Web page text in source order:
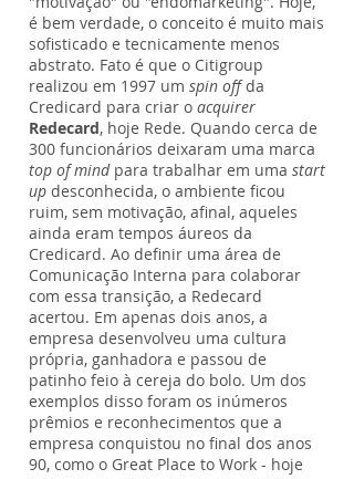
é bem verdade, o conceito é muito mais
sofisticado e tecnicamente menos
abstrato. Fato é que o Citigroup
realizou em 1997 um spin offda
Credicard para criar o acquirer
Redecard, hoje Rede. Quando cerca de
300 funcionários deixaram uma marca
top of mindpara trabalhar em uma start
up desconhecida, o ambiente ficou
ruim, sem motivação, afinal, aqueles
ainda eram tempos áureos da
Credicard. Ao definir uma área de
Comunicação Interna para colaborar
com essa transição, a Redecard
acertou. Em apenas dois anos, a
empresa desenvolveu uma cultura
própria, ganhadora e passou de
patinho feio à cereja do bolo. Um dos
exemplos disso foram os inúmeros
prêmios e reconhecimentos que a
empresa conquistou no final dos anos
90, como o Great Place to Work - hoje